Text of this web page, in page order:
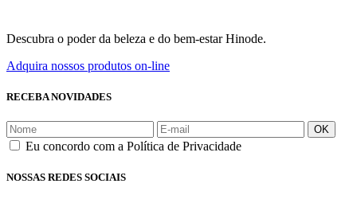
Descubra o poder da beleza e do bem-estar Hinode.
Adquira nossos produtos on-line
RECEBA NOVIDADES
OK
Eu concordo com a Política de Privacidade
NOSSAS REDES SOCIAIS